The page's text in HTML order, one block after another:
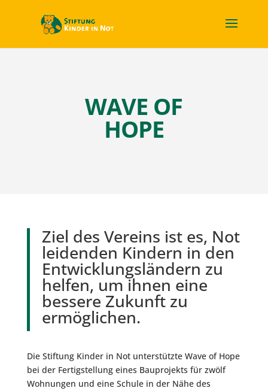
WAVE OF
HOPE
Ziel des Vereins ist es, Not
leidenden Kindern in den
Entwicklungsländern zu
helfen, um ihnen eine
bessere Zukunft zu
ermöglichen.
Die Stiftung Kinder in Not unterstützte Wave of Hope
bei der Fertigstellung eines Bauprojekts für zwölf
Wohnungen und eine Schule in der Nähe des